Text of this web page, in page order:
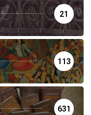
21
113
631